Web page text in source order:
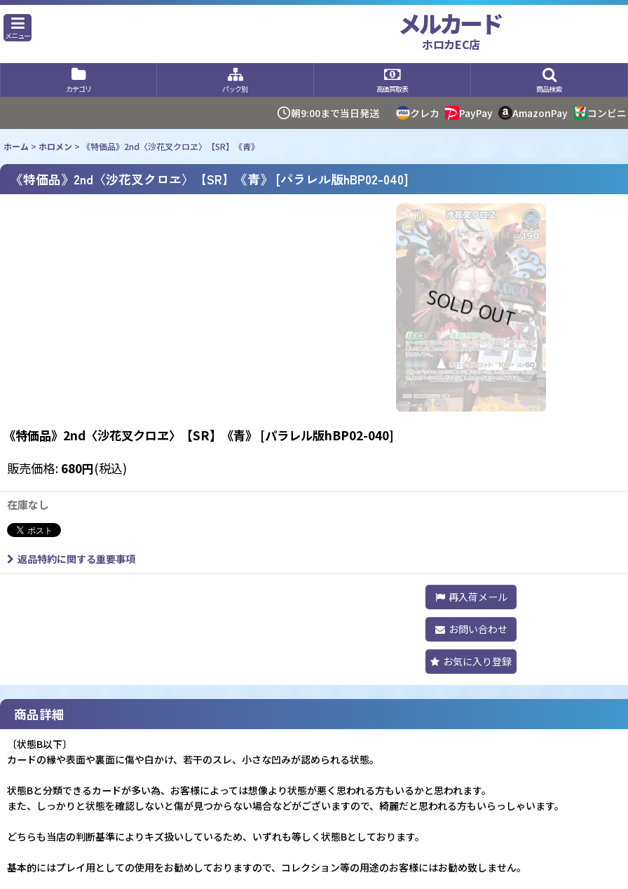
メニュー メルカード
ホロカEC店
カテゴリ パック別 高価買取表 商品検索
朝9:00まで当日発送 クレカ PayPay AmazonPay コンビニ
ホーム > ホロメン > 《特価品》2nd〈沙花叉クロヱ〉【SR】《青》
《特価品》2nd〈沙花叉クロヱ〉【SR】《青》 [パラレル版hBP02-040]
《特価品》2nd〈沙花叉クロヱ〉【SR】《青》 [パラレル版hBP02-040]
販売価格: 680円(税込)
在庫なし
返品特約に関する重要事項
再入荷メール
お問い合わせ
お気に入り登録
商品詳細
〔状態B以下〕
カードの縁や表面や裏面に傷や白かけ、若干のスレ、小さな凹みが認められる状態。
状態Bと分類できるカードが多い為、お客様によっては想像より状態が悪く思われる方もいるかと思われます。
また、しっかりと状態を確認しないと傷が見つからない場合などがございますので、綺麗だと思われる方もいらっしゃいます。
どちらも当店の判断基準によりキズ扱いしているため、いずれも等しく状態Bとしております。
基本的にはプレイ用としての使用をお勧めしておりますので、コレクション等の用途のお客様にはお勧め致しません。